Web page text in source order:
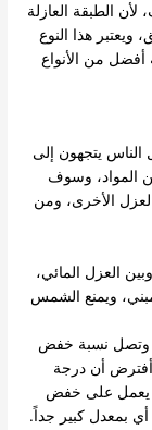
لأن الطبقة العازلة
هذا النوع
أفضل من الأنواع
الناس يتجهون إلى
المواد، وسوف
الأخرى، ومن
العزل المائي،
ويمنع الشمس
وتصل نسبة خفض
أي مثلا لو أفترض أن درجة
فالفوم يعمل على خفض